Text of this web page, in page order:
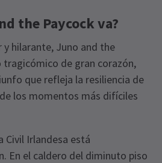
the Paycock va?
hilarante, Juno and the
tragicómico de gran corazón,
que refleja la resiliencia de
los momentos más difíciles
Civil Irlandesa está
En el caldero del diminuto piso